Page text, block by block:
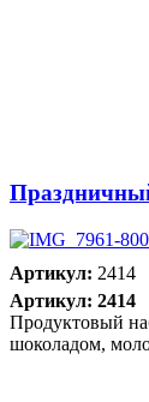
Артикул: 2414
Артикул: 2414
Продуктовый
шоколадом,